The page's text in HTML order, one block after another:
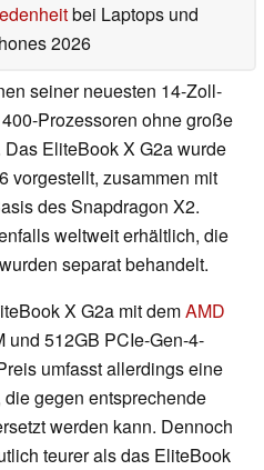
bei Laptops und
2026
seiner neuesten 14-Zoll-
Prozessoren ohne große
EliteBook X G2a wurde
vorgestellt, zusammen mit
des Snapdragon X2.
weltweit erhältlich, die
separat behandelt.
X G2a mit demAMD
und 512GB PCIe-Gen-4-
umfasst allerdings eine
gegen entsprechende
werden kann. Dennoch
teurer als das EliteBook